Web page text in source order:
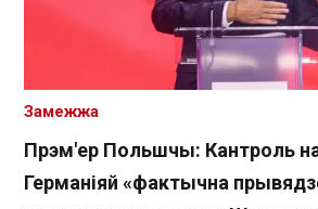
Прэм'ер Польшчы: Кантроль
Германіяй «фактычна
Замежжа